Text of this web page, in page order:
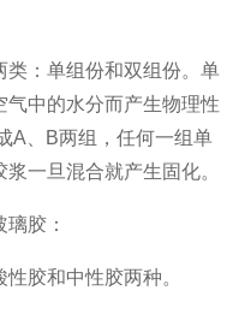
类：单组份和双组份。单
中的水分而产生物理性
A、B两组，任何一组单
一旦混合就产生固化。
胶：
胶和中性胶两种。